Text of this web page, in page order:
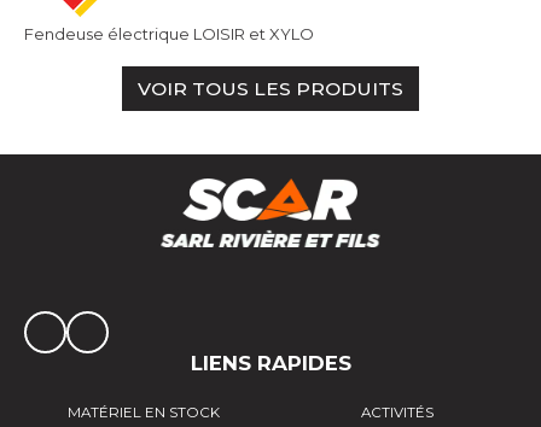
Fendeuse électrique LOISIR et XYLO
VOIR TOUS LES PRODUITS
LIENS RAPIDES
MATÉRIEL EN STOCK
ACTIVITÉS